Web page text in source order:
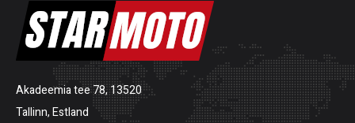
Akadeemia tee 78, 13520
Tallinn, Estland